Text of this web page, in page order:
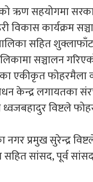
ऋण सहयोगमा
कार्यक्रम
सहित
सञ्चालन
एकीकृत फोहरमैला
केन्द्र लगायतका
ध्वजबहादुर विष्टले
नगर प्रमुख सुरेन्द्र
सांसद, पूर्व